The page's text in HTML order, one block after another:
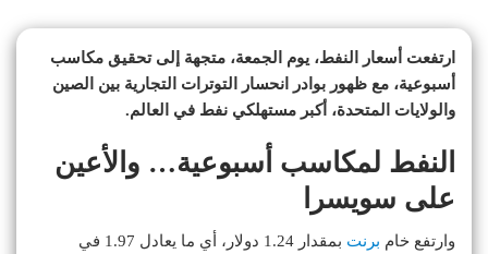
ارتفعت أسعار النفط، يوم الجمعة، متجهة إلى تحقيق مكاسب
أسبوعية، مع ظهور بوادر انحسار التوترات التجارية بين الصين
والولايات المتحدة، أكبر مستهلكي نفط في العالم.
النفط لمكاسب أسبوعية… والأعين
على سويسرا
وارتفع خام برنت
بمقدار 1.24 دولار، أي ما يعادل 1.97 في